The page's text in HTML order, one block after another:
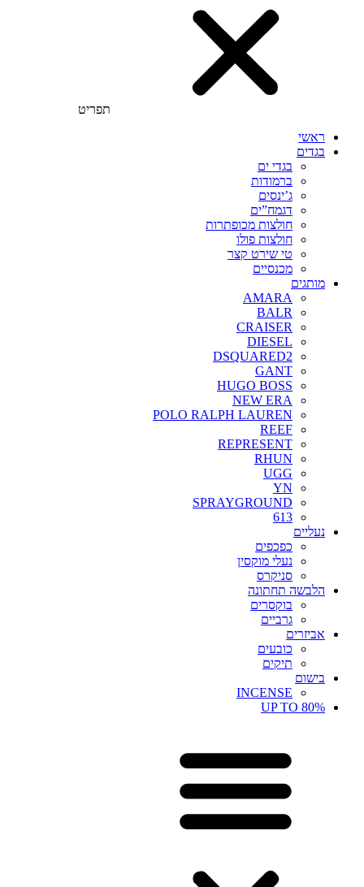
תפריט
ראשי
בגדים
בגדי ים
ברמודות
ג’ינסים
דגמח”ים
חולצות מכופתרות
חולצות פולו
טי שירט קצר
מכנסיים
מותגים
AMARA
BALR
CRAISER
DIESEL
DSQUARED2
GANT
HUGO BOSS
NEW ERA
POLO RALPH LAUREN
REEF
REPRESENT
RHUN
UGG
YN
SPRAYGROUND
613
נעליים
כפכפים
נעלי מוקסין
סניקרס
הלבשה תחתונה
בוקסרים
גרביים
אביזרים
כובעים
תיקים
בישום
INCENSE
UP TO 80%